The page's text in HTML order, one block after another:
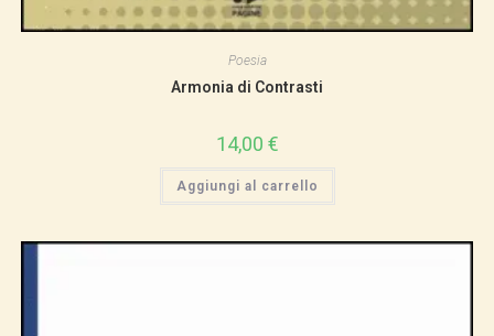
Poesia
Armonia di Contrasti
14,00 €
Aggiungi al carrello